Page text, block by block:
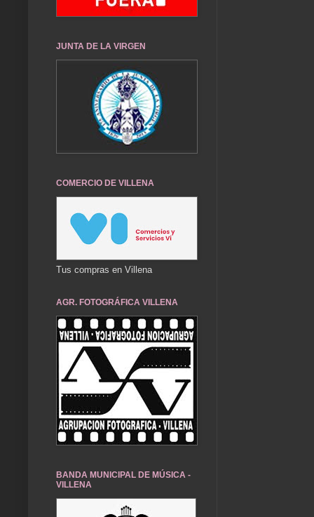
JUNTA DE LA VIRGEN
COMERCIO DE VILLENA
Tus compras en Villena
AGR. FOTOGRÁFICA VILLENA
BANDA MUNICIPAL DE MÚSICA -
VILLENA